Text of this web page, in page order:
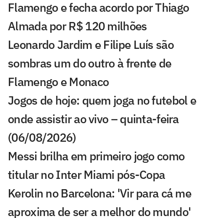
Flamengo e fecha acordo por Thiago
Almada por R$ 120 milhões
Leonardo Jardim e Filipe Luís são
sombras um do outro à frente de
Flamengo e Monaco
Jogos de hoje: quem joga no futebol e
onde assistir ao vivo – quinta-feira
(06/08/2026)
Messi brilha em primeiro jogo como
titular no Inter Miami pós-Copa
Kerolin no Barcelona: 'Vir para cá me
aproxima de ser a melhor do mundo'